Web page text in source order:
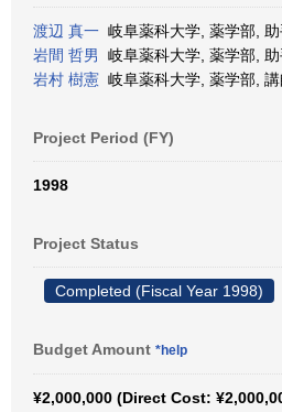
渡辺 真一 岐阜薬科大学, 薬学部,
岩間 哲男
岐阜薬科大学, 薬学部,
岩村 樹憲 岐阜薬科大学, 薬学部,
Project Period (FY)
1998
Project Status
Completed (Fiscal Year 1998)
Budget Amount *help
¥2,000,000 (Direct Cost: